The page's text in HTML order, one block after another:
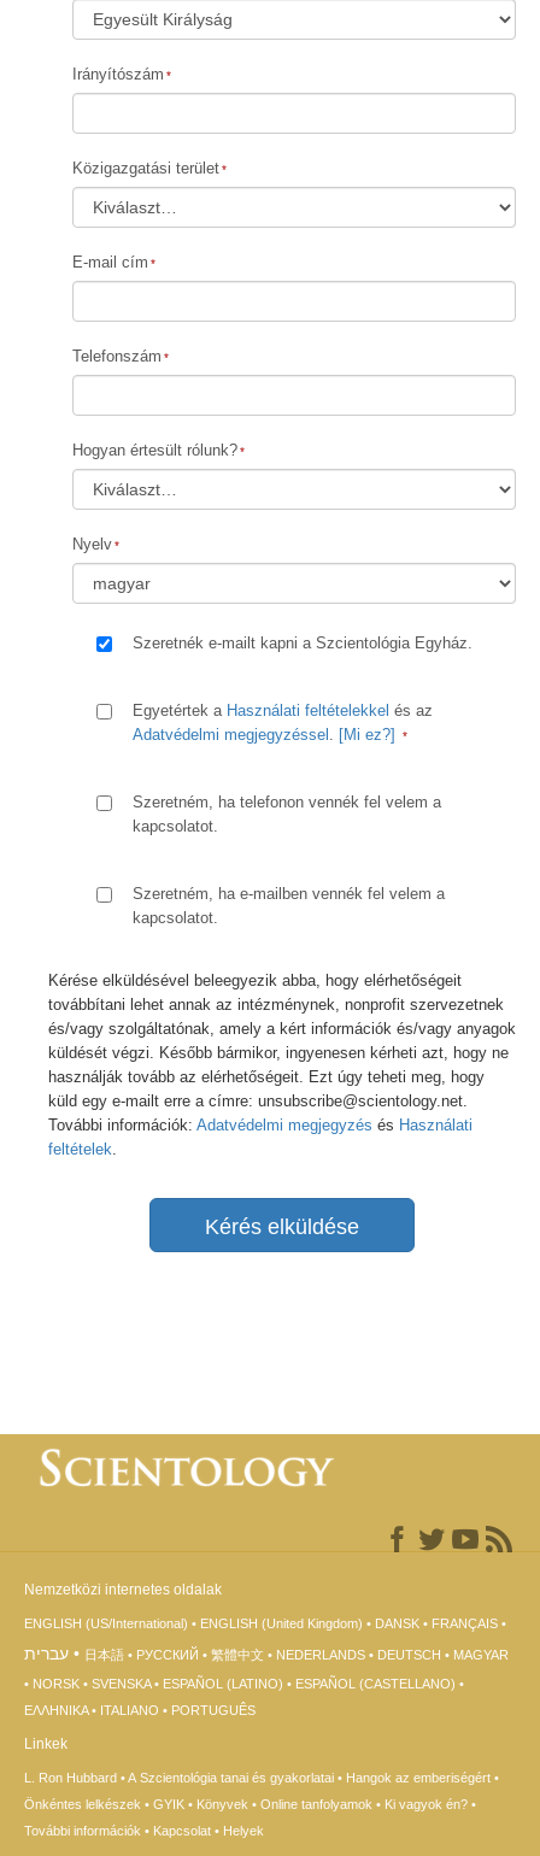
Irányítószám
Közigazgatási terület
E-mail cím
Telefonszám
Hogyan értesült rólunk?
Nyelv
Szeretnék e-mailt kapni a Szcientológia Egyház.
Egyetértek a Használati feltételekkel és az
Adatvédelmi megjegyzéssel . [Mi ez?]
Szeretném, ha telefonon vennék fel velem a
kapcsolatot.
Szeretném, ha e-mailben vennék fel velem a
kapcsolatot.
Kérése elküldésével beleegyezik abba, hogy elérhetőségeit
továbbítani lehet annak az intézménynek, nonprofit szervezetnek
és/vagy szolgáltatónak, amely a kért információk és/vagy anyagok
küldését végzi. Később bármikor, ingyenesen kérheti azt, hogy ne
használják tovább az elérhetőségeit. Ezt úgy teheti meg, hogy
küld egy e-mailt erre a címre: unsubscribe@scientology.net.
További információk: Adatvédelmi megjegyzés és Használati
feltételek.
Kérés elküldése
Nemzetközi internetes oldalak
ENGLISH (US/International) ENGLISH (United Kingdom) DANSK FRANÇAIS
עברית 日本語 РУССКИЙ 繁體中文 NEDERLANDS DEUTSCH
MAGYAR
NORSK
SVENSKA ESPAÑOL (LATINO)
ESPAÑOL (CASTELLANO)
ΕΛΛΗΝΙΚA
ITALIANO PORTUGUÊS
Linkek
L. Ron Hubbard A Szcientológia tanai és gyakorlatai
Hangok az emberiségért
Önkéntes lelkészek
GYIK Könyvek Online tanfolyamok
Ki vagyok én?
További információk
Kapcsolat Helyek